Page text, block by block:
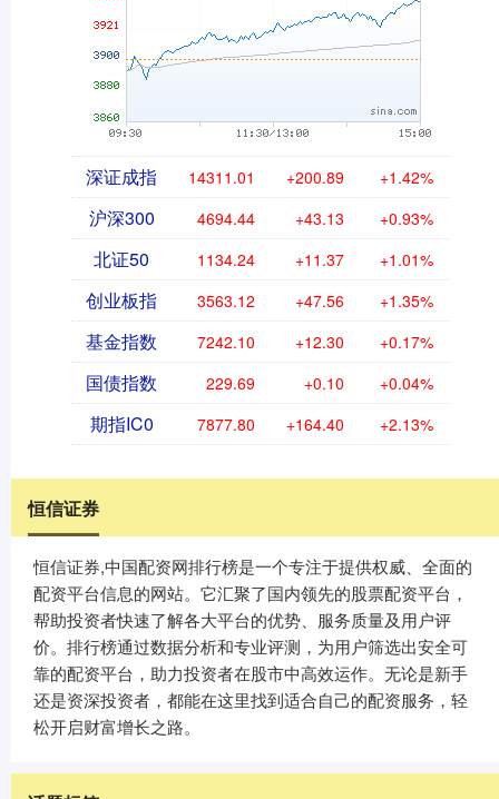
深证成指 14311.01 +200.89 +1.42%
沪深300 4694.44 +43.13 +0.93%
北证50 1134.24 +11.37 +1.01%
创业板指 3563.12 +47.56 +1.35%
基金指数 7242.10 +12.30 +0.17%
国债指数 229.69 +0.10 +0.04%
期指IC0 7877.80 +164.40 +2.13%
恒信证券
恒信证券,中国配资网排行榜是一个专注于提供权威、全面的
配资平台信息的网站。它汇聚了国内领先的股票配资平台，
帮助投资者快速了解各大平台的优势、服务质量及用户评
价。排行榜通过数据分析和专业评测，为用户筛选出安全可
靠的配资平台，助力投资者在股市中高效运作。无论是新手
还是资深投资者，都能在这里找到适合自己的配资服务，轻
松开启财富增长之路。